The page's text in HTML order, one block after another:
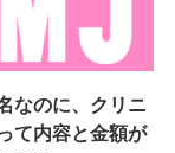
なのに、クリニ
て内容と金額が